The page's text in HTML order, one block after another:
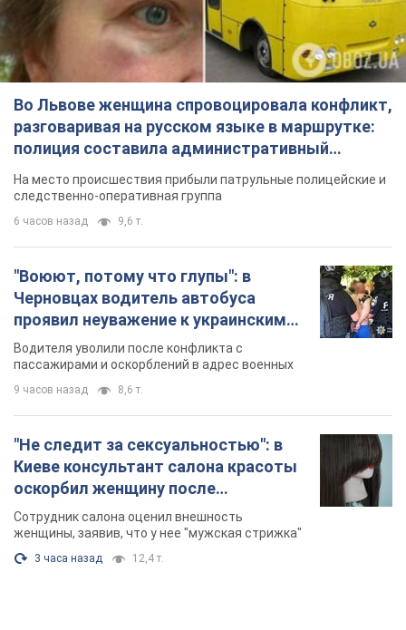
Во Львове женщина спровоцировала конфликт,
разговаривая на русском языке в маршрутке:
полиция составила административный
протокол. Видео
На место происшествия прибыли патрульные полицейские и
следственно-оперативная группа
6 часов назад 9,6 т.
"Воюют, потому что глупы": в
Черновцах водитель автобуса
проявил неуважение к украинским
военным и поплатился за это.
Видео
Водителя уволили после конфликта с
пассажирами и оскорблений в адрес военных
9 часов назад 8,6 т.
"Не следит за сексуальностью": в
Киеве консультант салона красоты
оскорбил женщину после
химиотерапии, разгорелся скандал.
Фото
Сотрудник салона оценил внешность
женщины, заявив, что у нее "мужская стрижка"
3 часа назад 12,4 т.